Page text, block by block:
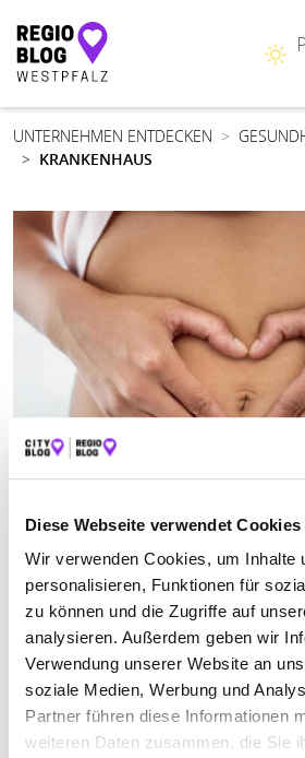
Diese Webseite verwendet Cookies
Wir verwenden Cookies, um Inhalte
personalisieren, Funktionen für
zu können und die Zugriffe auf
analysieren. Außerdem geben wir
Verwendung unserer Website an
soziale Medien, Werbung und
Partner führen diese Informationen
weiteren Daten zusammen, die Sie
Hauptnavigation
UNTERNEHMEN ENTDECKEN
KRANKENHAUS
KRANKENHAUS IN
Suchen nach
Finden